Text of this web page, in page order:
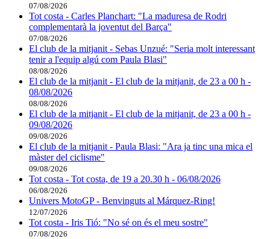
07/08/2026
Tot costa - Carles Planchart: "La maduresa de Rodri
complementarà la joventut del Barça"
07/08/2026
El club de la mitjanit - Sebas Unzué: "Seria molt interessant
tenir a l'equip algú com Paula Blasi"
08/08/2026
El club de la mitjanit - El club de la mitjanit, de 23 a 00 h -
08/08/2026
08/08/2026
El club de la mitjanit - El club de la mitjanit, de 23 a 00 h -
09/08/2026
09/08/2026
El club de la mitjanit - Paula Blasi: "Ara ja tinc una mica el
màster del ciclisme"
09/08/2026
Tot costa - Tot costa, de 19 a 20.30 h - 06/08/2026
06/08/2026
Univers MotoGP - Benvinguts al Márquez-Ring!
12/07/2026
Tot costa - Iris Tió: "No sé on és el meu sostre"
07/08/2026